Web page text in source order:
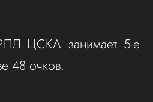
ЦСКА занимает 5-е
48 очков.